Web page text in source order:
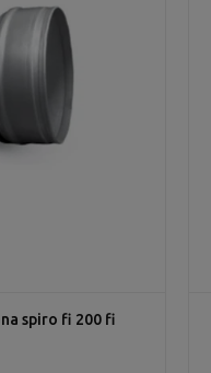
spiro fi 200 fi